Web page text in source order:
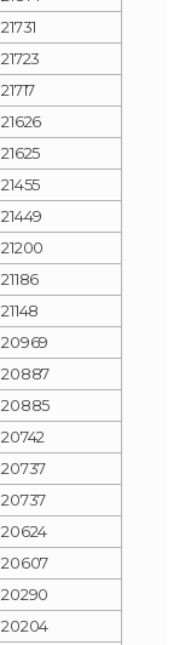
21731
21723
21717
21626
21625
21455
21449
21200
21186
21148
20969
20887
20885
20742
20737
20737
20624
20607
20290
20204